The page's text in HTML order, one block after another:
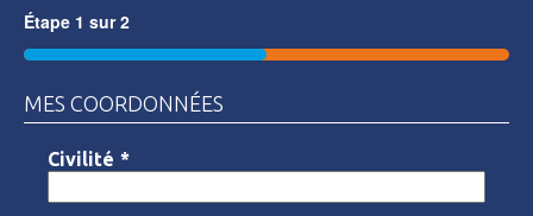
Étape 1 sur2
50%
MES COORDONNÉES
Civilité *